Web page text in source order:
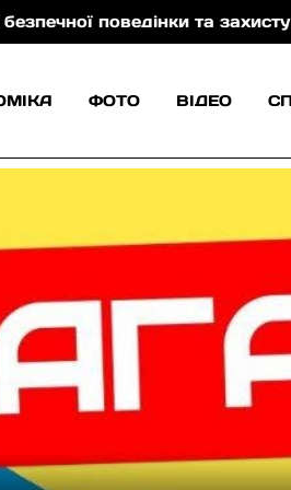
захисту від торгівлі людьми
ФОТО ВІДЕО